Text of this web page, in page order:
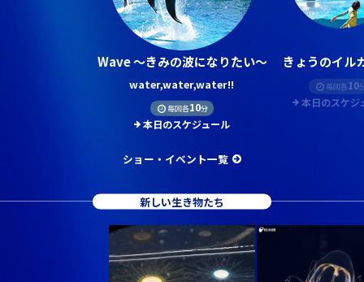
Wave ～きみの波になりたい～
water,water,water!!
毎回各10分
本日のスケジュール
きょうのイル
毎回各10
本日のスケジ
ショー・イベント一覧
新しい生き物たち